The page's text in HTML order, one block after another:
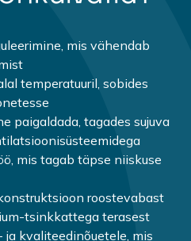
mis vähendab
temperatuuril, sobides
paigaldada, tagades sujuva
mis tagab täpse niiskuse
roostevabast
tsinkkattega terasest
ja kvaliteedinõuetele, mis